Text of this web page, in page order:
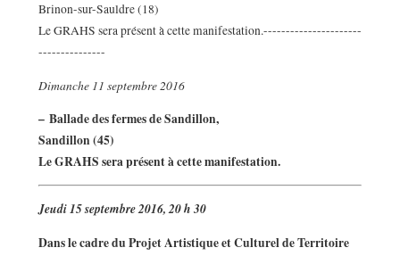
Brinon-sur-Sauldre (18)
Le GRAHS sera présent à cette manifestation.----------------------
---------------
Dimanche 11 septembre 2016
– Ballade des fermes de Sandillon,
Sandillon (45)
Le GRAHS sera présent à cette manifestation.
Jeudi 15 septembre 2016, 20 h 30
Dans le cadre du Projet Artistique et Culturel de Territoire